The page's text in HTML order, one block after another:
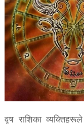
वृष राशिका